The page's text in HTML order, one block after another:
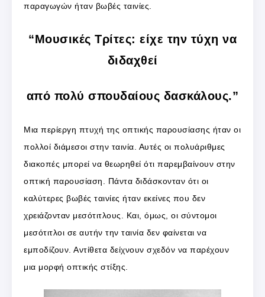
παραγωγών ήταν βωβές ταινίες.
“Μουσικές Τρίτες: είχε την τύχη να
διδαχθεί
από πολύ σπουδαίους δασκάλους.”
Μια περίεργη πτυχή της οπτικής παρουσίασης ήταν οι
πολλοί διάμεσοι στην ταινία. Αυτές οι πολυάριθμες
διακοπές μπορεί να θεωρηθεί ότι παρεμβαίνουν στην
οπτική παρουσίαση. Πάντα διδάσκονταν ότι οι
καλύτερες βωβές ταινίες ήταν εκείνες που δεν
χρειάζονταν μεσότιτλους. Και, όμως, οι σύντομοι
μεσότιτλοι σε αυτήν την ταινία δεν φαίνεται να
εμποδίζουν. Αντίθετα δείχνουν σχεδόν να παρέχουν
μια μορφή οπτικής στίξης.